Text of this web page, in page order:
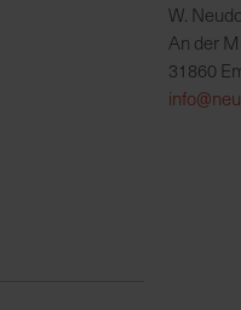
W.
An der
31860